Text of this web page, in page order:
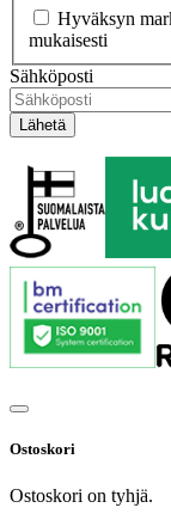
Hyväksyn
mukaisesti
Sähköposti
Ostoskori
Ostoskori on tyhjä.